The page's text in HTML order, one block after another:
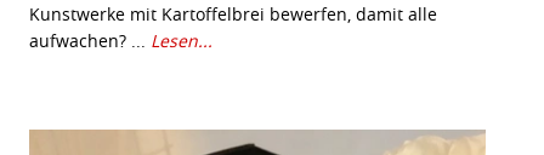
Kunstwerke mit Kartoffelbrei bewerfen, damit alle
aufwachen? ... Lesen...